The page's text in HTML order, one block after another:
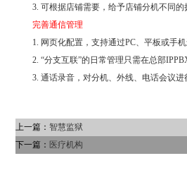
3. 可根据店铺需要，给予店铺分机不同的
完善通信管理
1. 网页化配置，支持通过PC、平板或手机
2. “分支互联”的日常管理只需在总部
3. 通话录音，对分机、外线、电话会议进
上一篇：智慧监狱
下一篇： 医疗机构